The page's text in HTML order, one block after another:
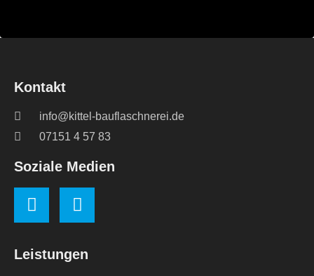
Leistungen
Kontakt
info@kittel-bauflaschnerei.de
07151 4 57 83
Soziale Medien